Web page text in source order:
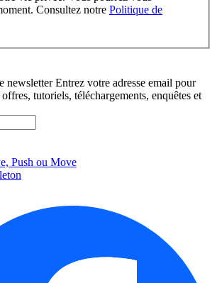
Consultez notre Politique de
newsletterEntrez votre adresse email pour
tutoriels, téléchargements, enquêtes et
Push ou Move